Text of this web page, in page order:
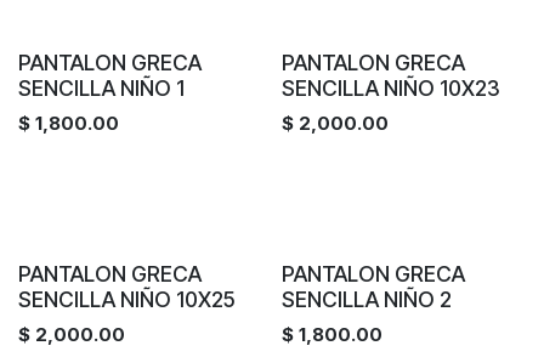
PANTALON GRECA
SENCILLA NIÑO 1
$ 1,800.00
PANTALON GRECA
SENCILLA NIÑO 10X23
$ 2,000.00
PANTALON GRECA
SENCILLA NIÑO 10X25
$ 2,000.00
PANTALON GRECA
SENCILLA NIÑO 2
$ 1,800.00